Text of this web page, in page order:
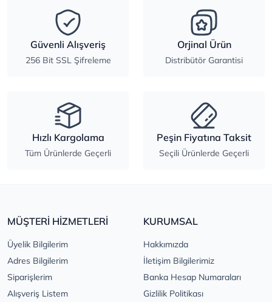
Güvenli Alışveriş
256 Bit SSL Şifreleme
Orjinal Ürün
Distribütör Garantisi
Hızlı Kargolama
Tüm Ürünlerde Geçerli
Peşin Fiyatına Taksit
Seçili Ürünlerde Geçerli
MÜŞTERİ HİZMETLERİ
Üyelik Bilgilerim
Adres Bilgilerim
Siparişlerim
Alışveriş Listem
KURUMSAL
Hakkımızda
İletişim Bilgilerimiz
Banka Hesap Numaraları
Gizlilik Politikası